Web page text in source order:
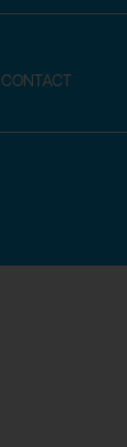
CONTACT